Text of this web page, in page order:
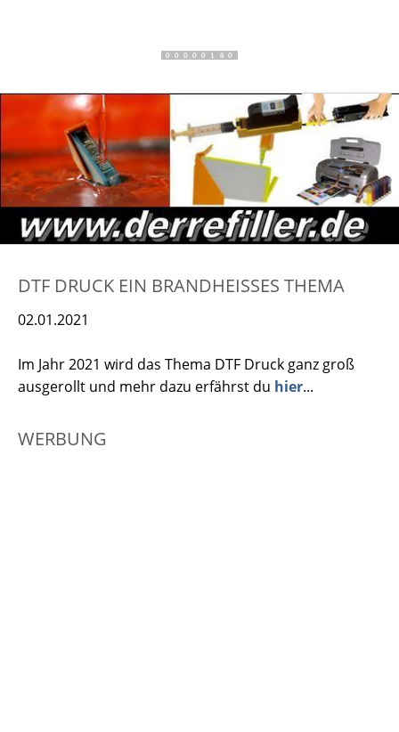
DTF DRUCK EIN BRANDHEISSES THEMA
02.01.2021
Im Jahr 2021 wird das Thema DTF Druck ganz groß
ausgerollt und mehr dazu erfährst du hier...
WERBUNG